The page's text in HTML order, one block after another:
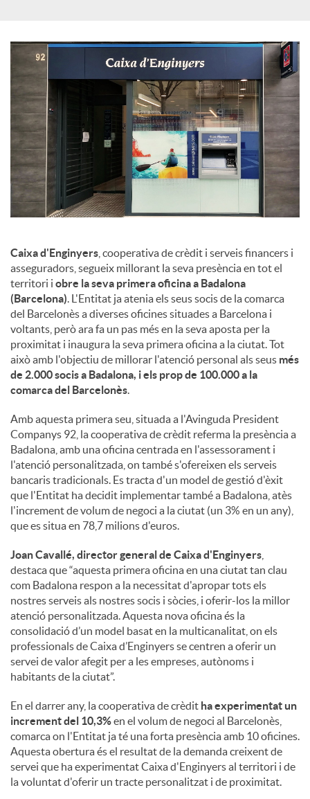
a
r
x
e
S
o
c
i
a
l
s
Caixa d'Enginyers , cooperativa de crèdit i serveis financers i
asseguradors, segueix millorant la seva presència en tot el
territori i obre la seva primera oficina a Badalona
(Barcelona). L'Entitat ja atenia els seus socis de la comarca
del Barcelonès a diverses oficines situades a Barcelona i
voltants, però ara fa un pas més en la seva aposta per la
proximitat i inaugura la seva primera oficina a la ciutat. Tot
això amb l'objectiu de millorar l'atenció personal als seus més
de 2.000 socis a Badalona, i els prop de 100.000 a la
comarca del Barcelonès.
Amb aquesta primera seu, situada a l'Avinguda President
Companys 92, la cooperativa de crèdit referma la presència a
Badalona, amb una oficina centrada en l'assessorament i
l'atenció personalitzada, on també s'ofereixen els serveis
bancaris tradicionals. Es tracta d'un model de gestió d'èxit
que l'Entitat ha decidit implementar també a Badalona, atès
l'increment de volum de negoci a la ciutat (un 3% en un any),
que es situa en 78,7 milions d'euros.
Joan Cavallé, director general de Caixa d'Enginyers
destaca que “aquesta primera oficina en una ciutat tan clau
com Badalona respon a la necessitat d'apropar tots els
nostres serveis als nostres socis i sòcies, i oferir-los la millor
atenció personalitzada. Aquesta nova oficina és la
consolidació d’un model basat en la multicanalitat, on els
professionals de Caixa d’Enginyers se centren a oferir un
servei de valor afegit per a les empreses, autònoms i
habitants de la ciutat”.
En el darrer any, la cooperativa de crèdit ha experimentat un
increment del 10,3%en el volum de negoci al Barcelonès,
comarca on l'Entitat ja té una forta presència amb 10 oficines.
Aquesta obertura és el resultat de la demanda creixent de
servei que ha experimentat Caixa d'Enginyers al territori i de
la voluntat d'oferir un tracte personalitzat i de proximitat.